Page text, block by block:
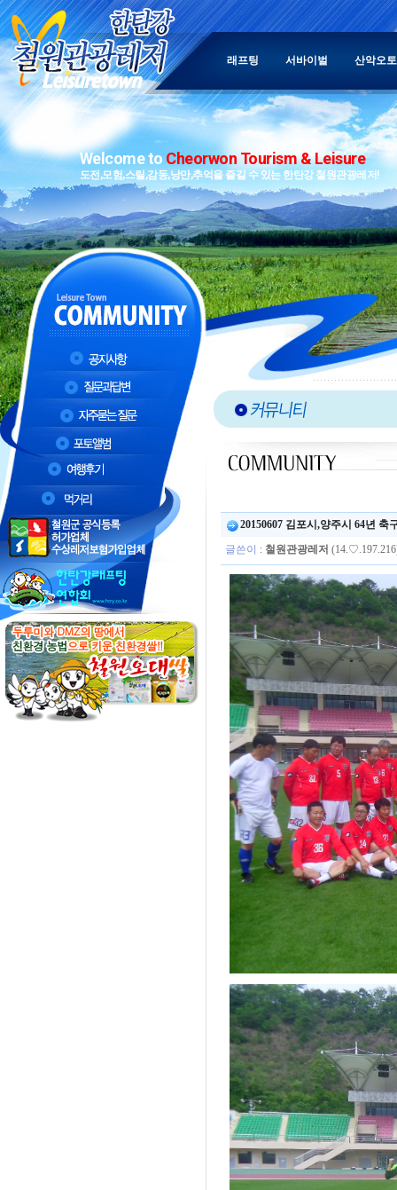
Welcome to Cheorwon Tourism & Leisure
도전,모험,스릴,감동,낭만,추억을 즐길 수 있는 한탄강 철원관광레저!
래프팅 서바이벌 산악오
20150607 김포시,양주시 64년 축
글쓴이
: 철원관광레저